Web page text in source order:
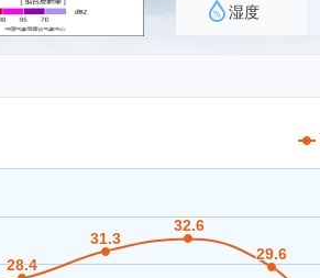
湿度
28.4
28.4
31.3
31.3
32.6
32.6
29.6
29.6